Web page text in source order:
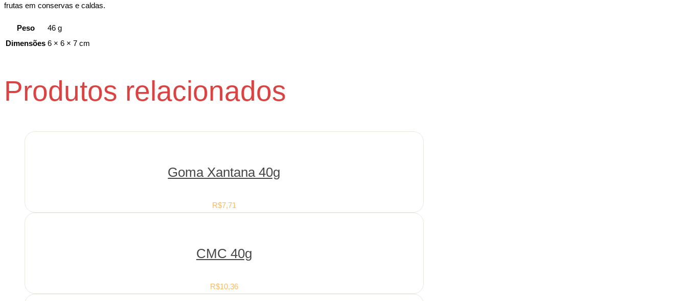
frutas em conservas e caldas.
Peso
46 g
Dimensões 6 × 6 × 7 cm
Produtos relacionados
Goma Xantana 40g
R$7,71
CMC 40g
R$10,36